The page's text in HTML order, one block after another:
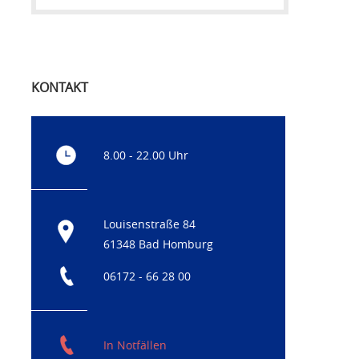
KONTAKT
8.00 - 22.00 Uhr
Louisenstraße 84
61348 Bad Homburg
06172 - 66 28 00
In Notfällen